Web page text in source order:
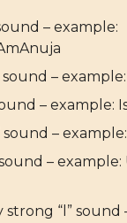
– example:
sound –
– example:
sound –
–
strong “l” sound